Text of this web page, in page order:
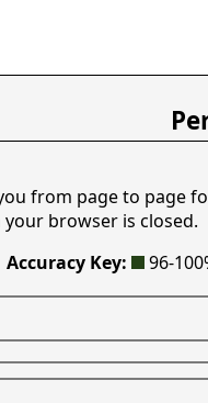
from page to page
browser is closed.
Accuracy Key:
96-